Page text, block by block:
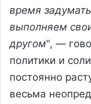
время
выполняем
другом", —
политики и
постоянно
весьма